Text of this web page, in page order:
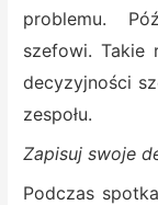
problemu.
szefowi. Takie
decyzyjności
zespołu.
Zapisuj swoje
Podczas